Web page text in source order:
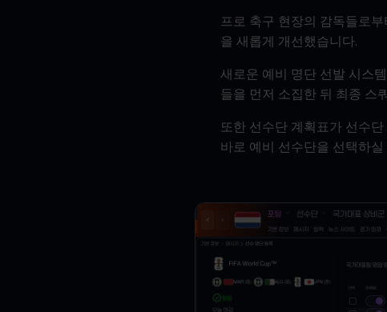
프로 축구 현장의 감독들로
을 새롭게 개선했습니다.
새로운 예비 명단 선발 시스
들을 먼저 소집한 뒤 최종 스
또한 선수단 계획표가 선수
바로 예비 선수단을 선택하실